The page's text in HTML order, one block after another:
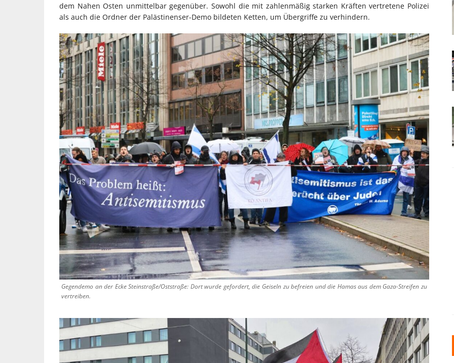
dem Nahen Osten unmittelbar gegenüber. Sowohl die mit zahlenmäßig starken Kräften vertretene Polizei
als auch die Ordner der Palästinenser-Demo bildeten Ketten, um Übergriffe zu verhindern.
Gegendemo an der Ecke Steinstraße/Oststraße: Dort wurde gefordert, die Geiseln zu befreien und die Hamas aus dem Gaza-Streifen zu
vertreiben.